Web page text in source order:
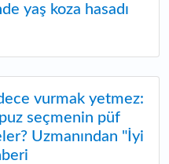
yaş koza hasadı
vurmak yetmez:
seçmenin püf
Uzmanından "İyi